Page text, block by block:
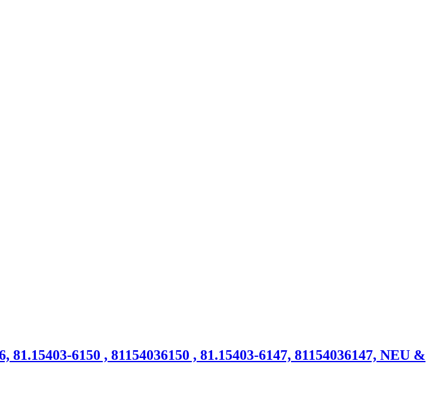
6150 , 81154036150 , 81.15403-6147, 81154036147, NEU &